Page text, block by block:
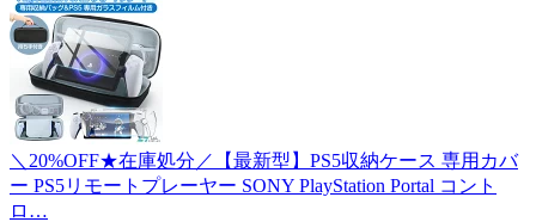
＼20%OFF★在庫処分／【最新型】PS5収納ケース 専用カバ
ー PS5リモートプレーヤー SONY PlayStation Portal コント
ロ…